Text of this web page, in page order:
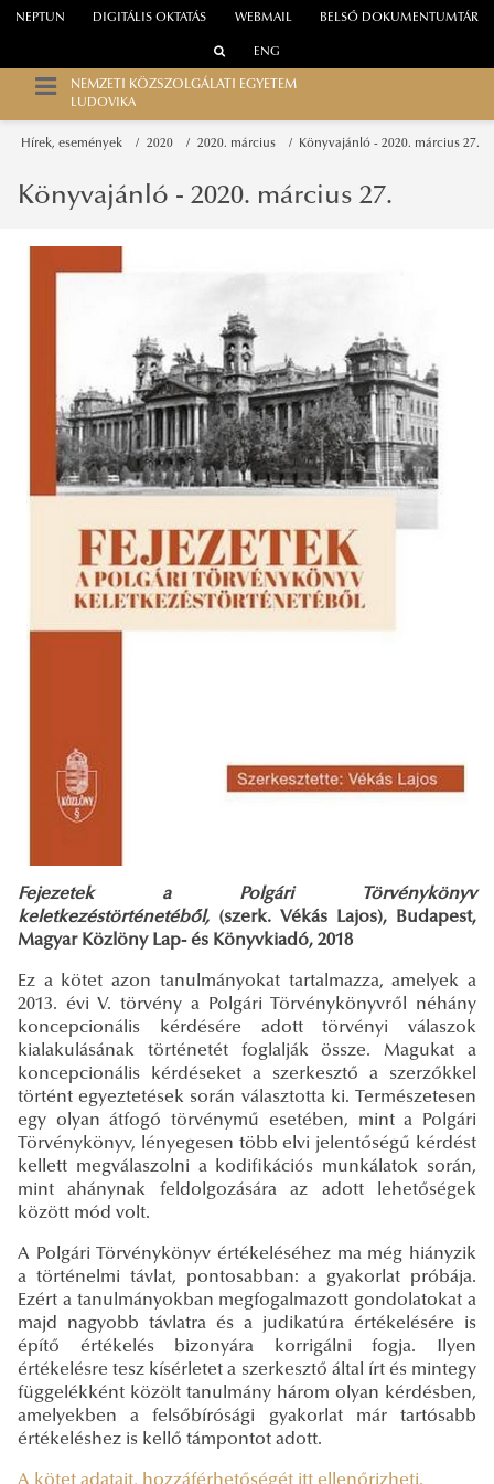
WEBMAIL
NEPTUN DIGITÁLIS OKTATÁS BELSŐ DOKUMENTUMTÁR
ENG
NEMZETI KÖZSZOLGÁLATI EGYETEM
LUDOVIKA
Hírek, események 2020 2020. március Könyvajánló - 2020. március 27.
Könyvajánló - 2020. március 27.
Fejezetek a Polgári Törvénykönyv
keletkezéstörténetéből, (szerk. Vékás Lajos), Budapest,
Magyar Közlöny Lap- és Könyvkiadó, 2018
Ez a kötet azon tanulmányokat tartalmazza, amelyek a
2013. évi V. törvény a Polgári Törvénykönyvről néhány
koncepcionális kérdésére adott törvényi válaszok
kialakulásának történetét foglalják össze. Magukat a
koncepcionális kérdéseket a szerkesztő a szerzőkkel
történt egyeztetések során választotta ki. Természetesen
egy olyan átfogó törvénymű esetében, mint a Polgári
Törvénykönyv, lényegesen több elvi jelentőségű kérdést
kellett megválaszolni a kodifikációs munkálatok során,
mint ahánynak feldolgozására az adott lehetőségek
között mód volt.
A Polgári Törvénykönyv értékeléséhez ma még hiányzik
a történelmi távlat, pontosabban: a gyakorlat próbája.
Ezért a tanulmányokban megfogalmazott gondolatokat a
majd nagyobb távlatra és a judikatúra értékelésére is
építő értékelés bizonyára korrigálni fogja. Ilyen
értékelésre tesz kísérletet a szerkesztő által írt és mintegy
függelékként közölt tanulmány három olyan kérdésben,
amelyekben a felsőbírósági gyakorlat már tartósabb
értékeléshez is kellő támpontot adott.